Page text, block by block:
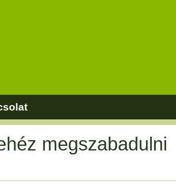
megszabadulni